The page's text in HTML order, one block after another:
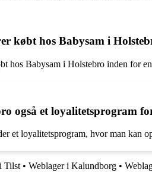
købt hos Babysam i
hos Babysam i Holstebro inden for
også et loyalitetsprogram
et loyalitetsprogram, hvor man kan
Tilst • Weblager i Kalundborg •